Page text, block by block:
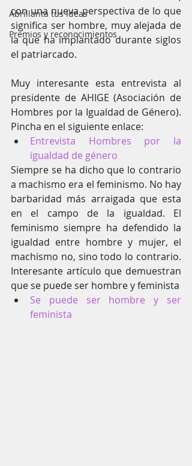
Abrillanta tus ideas
Premios y reconocimientos
con una nueva perspectiva de lo que
significa ser hombre, muy alejada de
la que ha implantado durante siglos
el patriarcado.
Muy interesante esta entrevista al
presidente de AHIGE (Asociación de
Hombres por la Igualdad de Género).
Pincha en el siguiente enlace:
Entrevista Hombres por la
igualdad de género
Siempre se ha dicho que lo contrario
a machismo era el feminismo. No hay
barbaridad más arraigada que esta
en el campo de la igualdad. El
feminismo siempre ha defendido la
igualdad entre hombre y mujer, el
machismo no, sino todo lo contrario.
Interesante artículo que demuestran
que se puede ser hombre y feminista
Se puede ser hombre y ser
feminista